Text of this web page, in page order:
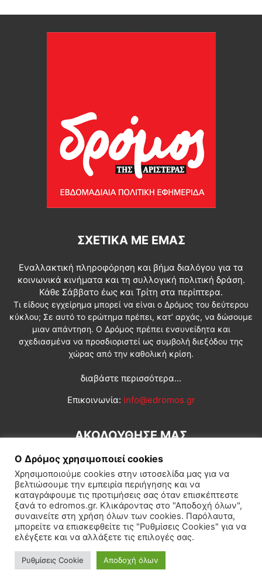
ΣΧΕΤΙΚΆ ΜΕ ΕΜΆΣ
Εναλλακτική πληροφόρηση και βήμα διαλόγου για τα
κοινωνικά κινήματα και τη συλλογική πολιτική δράση.
Κάθε Σάββατο έως και Τρίτη στα περίπτερα.
Τι είδους εγχείρημα μπορεί να είναι ο Δρόμος του δεύτερου
κύκλου; Σε αυτό το ερώτημα πρέπει, κατ’ αρχάς, να δώσουμε
μιαν απάντηση. Ο Δρόμος πρέπει ενσυνείδητα και
σχεδιασμένα να προσδιοριστεί ως συμβολή διεξόδου της
χώρας από την καθολική κρίση.
διαβάστε περισσότερα...
Επικοινωνία: info@edromos.gr
ΑΚΟΛΟΥΘΗΣΕ ΜΑΣ
Εγγραφή συνδρομητή Πολιτική Διεθνή Κοινωνία
Πολιτισμός Αφιερώματα
© Δρόμος της Αριστεράς
Ο Δρόμος χρησιμοποιεί cookies
Χρησιμοποιούμε cookies στην ιστοσελίδα μας για να
βελτιώσουμε την εμπειρία περιήγησης και να
καταγράφουμε τις προτιμήσεις σας όταν επισκέπτεστε
ξανά το edromos.gr. Κλικάροντας στο "Αποδοχή όλων",
συναινείτε στη χρήση όλων των cookies. Παρόλαυτα,
μπορείτε να επισκεφθείτε τις "Ρυθμίσεις Cookies" για να
ελέγξετε και να αλλάξετε τις επιλογές σας.
Ρυθμίσεις Cookie Αποδοχή όλων